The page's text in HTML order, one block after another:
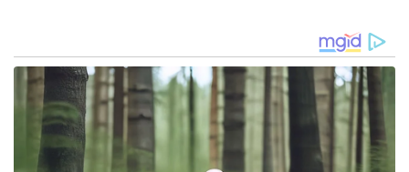
ബില്ലിന്മേലുള്ള ചർച്ചയിൽ മുഖ്യമന്ത്രി സുവേന്ദു
അധികാരിയും പ്രതിപക്ഷ നേതാവ് റിതബ്രത
ബാനർജിയും പങ്കെടുത്തേക്കും.
Stories you may like